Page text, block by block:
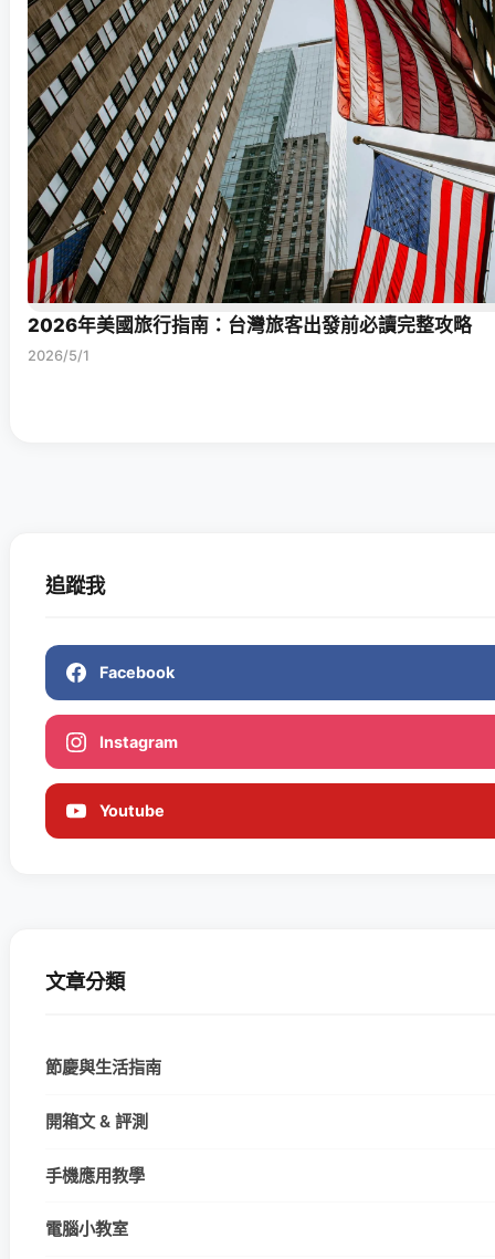
2026年美國旅行指南：台灣旅客出發前必讀完整攻略
2026/5/1
追蹤我
Facebook
Instagram
Youtube
文章分類
節慶與生活指南
開箱文 & 評測
手機應用教學
電腦小教室